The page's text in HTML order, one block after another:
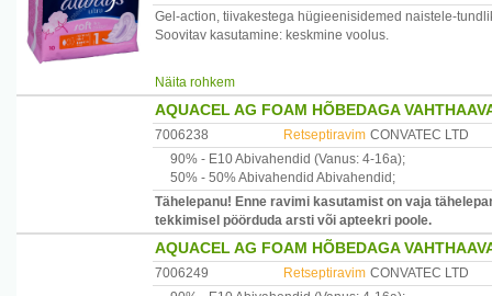
Pikad flexi tiivakesed järgivad Teie püksikute kuju ning
Gel-action, tiivakestega hügieenisidemed naistele-
Soovitav kasutamine: keskmine voolus.
Optimasorb ultra sisemus imab vedeliku ülikiiresti ja
Flexi tiivakesed järgivad teie püksikute kuju ning side
Näita rohkem
AQUACEL AG FOAM HÕBEDAGA
7006238 Retseptiravim CONVATEC LTD
90% - E10Abivahendid (Vanus: 4-16a);
50% - 50% Abivahendid Abivahendid ;
Tähelepanu! Enne ravimi kasutamist on vaja
tekkimisel pöörduda arsti või apteekri poole.
AQUACEL AG FOAM HÕBEDAGA
7006249 Retseptiravim CONVATEC LTD